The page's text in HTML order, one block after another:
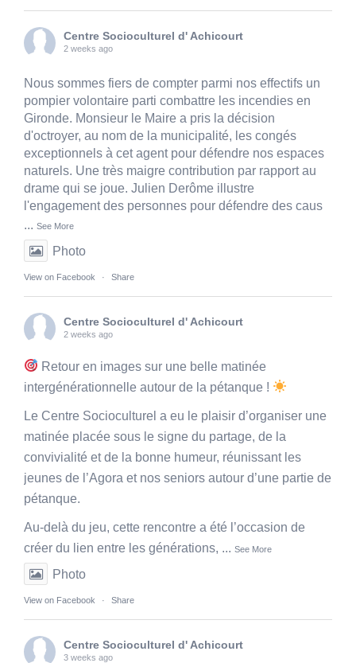
Centre Socioculturel d' Achicourt
2 weeks ago
Nous sommes fiers de compter parmi nos effectifs un
pompier volontaire parti combattre les incendies en
Gironde. Monsieur le Maire a pris la décision
d'octroyer, au nom de la municipalité, les congés
exceptionnels à cet agent pour défendre nos espaces
naturels. Une très maigre contribution par rapport au
drame qui se joue. Julien Derôme illustre
l'engagement des personnes pour défendre des caus
... See More
Photo
View on Facebook · Share
Centre Socioculturel d' Achicourt
2 weeks ago
Retour en images sur une belle matinée
intergénérationnelle autour de la pétanque !
Le Centre Socioculturel a eu le plaisir d’organiser une
matinée placée sous le signe du partage, de la
convivialité et de la bonne humeur, réunissant les
jeunes de l’Agora et nos seniors autour d’une partie de
pétanque.
Au-delà du jeu, cette rencontre a été l’occasion de
créer du lien entre les générations, ... See More
Photo
View on Facebook · Share
Centre Socioculturel d' Achicourt
3 weeks ago